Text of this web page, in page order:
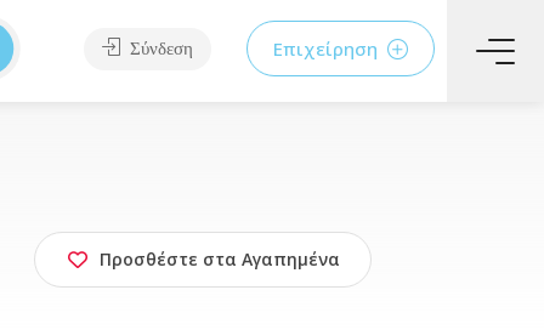
Σύνδεση Επιχείρηση
Προσθέστε στα Αγαπημένα